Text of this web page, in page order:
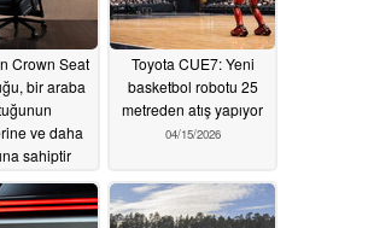
Crown Seat
bir araba
ve daha
sahiptir
27/2026
Toyota CUE7: Yeni
basketbol robotu 25
metreden atış yapıyor
04/15/2026